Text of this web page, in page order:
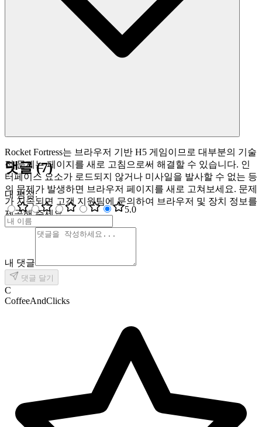
Rocket Fortress는 브라우저 기반 H5 게임이므로 대부분의 기술
적 문제는 페이지를 새로 고침으로써 해결할 수 있습니다. 인
터페이스 요소가 로드되지 않거나 미사일을 발사할 수 없는 등
의 문제가 발생하면 브라우저 페이지를 새로 고쳐보세요. 문제
가 지속되면 고객 지원팀에 문의하여 브라우저 및 장치 정보를
제공해 주세요.
댓글(7)
내 평점:
5.0
내 댓글
댓글 달기
C
CoffeeAndClicks